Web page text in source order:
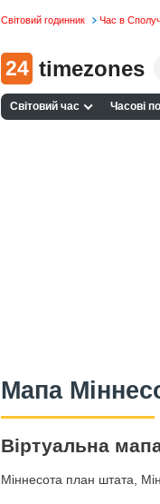
Світовий годинник Час в
24 timezones
Світовий час Часові
Мапа
Віртуальна
Міннесота план штата,